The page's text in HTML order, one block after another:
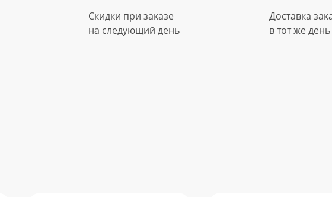
Скидки при заказе
на следующий день
Доставка
в тот же день